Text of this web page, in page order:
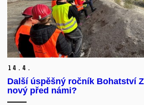
14. 4.
Další úspěšný ročník Bohatství
nový před námi?